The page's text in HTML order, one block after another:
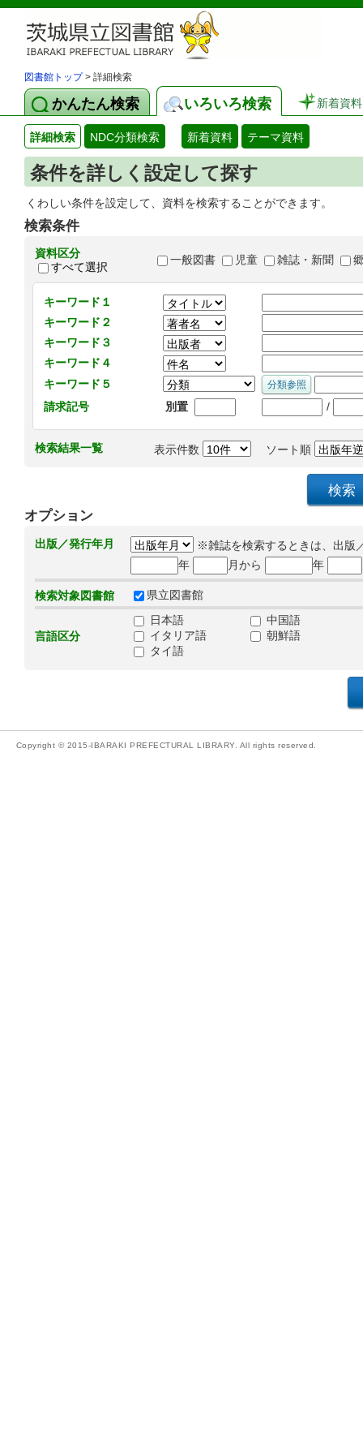
図書館トップ> 詳細検索
かんたん検索 いろいろ検索 新着資料
詳細検索 NDC分類検索 新着資料 テーマ資料
条件を詳しく設定して探す
くわしい条件を設定して、資料を検索することができます。
検索条件
資料区分
すべて選択
一般図書 児童 雑誌・新聞
キーワード１
キーワード２
キーワード３
キーワード４
キーワード５
請求記号
別置 /
検索結果一覧 表示件数 ソート順
オプション
出版／発行年月
※雑誌を検索するときは、出版
年
月から 年
検索対象図書館 県立図書館
言語区分
日本語
中国語
イタリア語
朝鮮語
タイ語
Copyright © 2015-IBARAKI PREFECTURAL LIBRARY. All rights reserved.